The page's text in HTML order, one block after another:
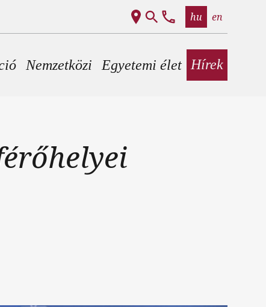
hu en
Nemzetközi Egyetemi élet Hírek